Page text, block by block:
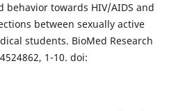
behavior towards HIV/AIDS and
between sexually active
students. BioMed Research
1-10. doi: